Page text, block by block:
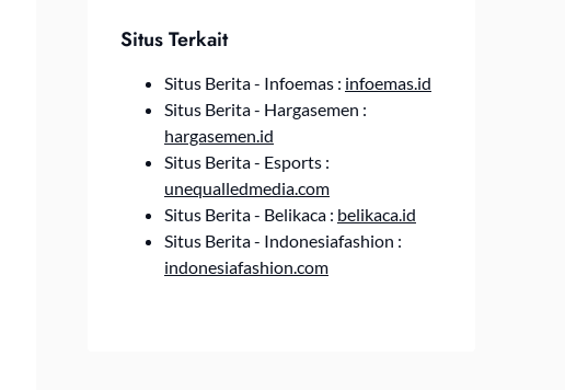
Situs Terkait
Situs Berita - Infoemas : infoemas.id
Situs Berita - Hargasemen :
hargasemen.id
Situs Berita - Esports :
unequalledmedia.com
Situs Berita - Belikaca : belikaca.id
Situs Berita - Indonesiafashion :
indonesiafashion.com